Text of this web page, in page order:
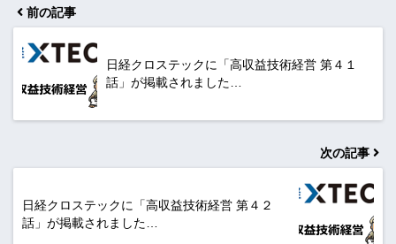
前の記事
日経クロステックに「高収益技術経営 第４１
話」が掲載されました…
次の記事
日経クロステックに「高収益技術経営 第４２
話」が掲載されました…